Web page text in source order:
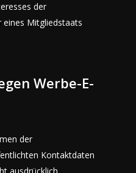
der
eines Mitgliedstaats
Werbe-E-
der
Kontaktdaten